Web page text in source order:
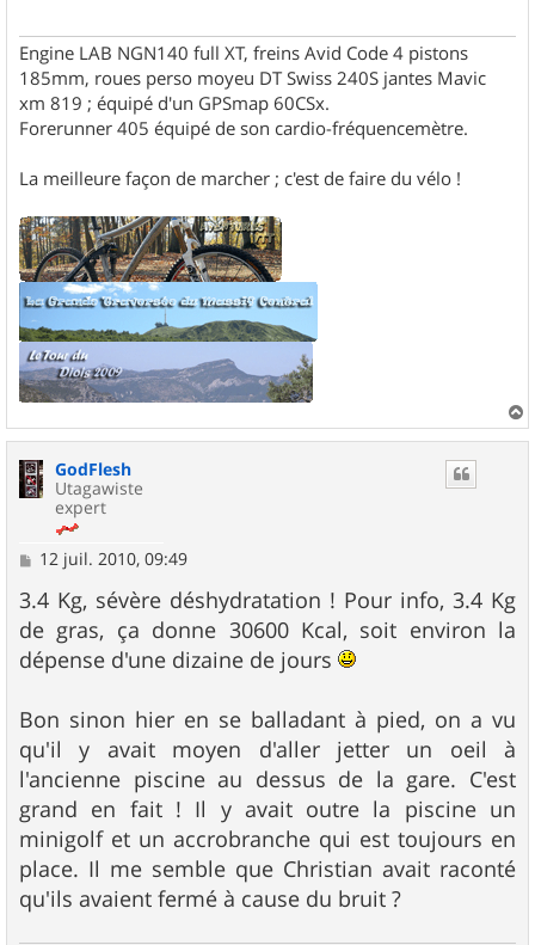
Engine LAB NGN140 full XT, freins Avid Code 4 pistons
185mm, roues perso moyeu DT Swiss 240S jantes Mavic
xm 819 ; équipé d'un GPSmap 60CSx.
Forerunner 405 équipé de son cardio-fréquencemètre.
La meilleure façon de marcher ; c'est de faire du vélo !
a
GodFlesh
Utagawiste
expert
M
s
s
a
g
e
12 juil. 2010, 09:49
3.4 Kg, sévère déshydratation ! Pour info, 3.4 Kg
de gras, ça donne 30600 Kcal, soit environ la
dépense d'une dizaine de jours
Bon sinon hier en se balladant à pied, on a vu
qu'il y avait moyen d'aller jetter un oeil à
l'ancienne piscine au dessus de la gare. C'est
grand en fait ! Il y avait outre la piscine un
minigolf et un accrobranche qui est toujours en
place. Il me semble que Christian avait raconté
qu'ils avaient fermé à cause du bruit ?